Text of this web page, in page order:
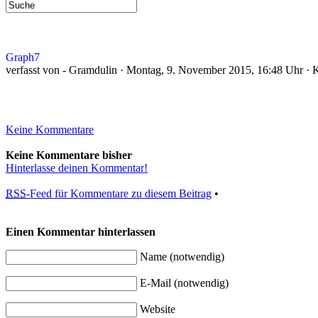
Graph7
verfasst von - Gramdulin · Montag, 9. November 2015, 16:48 Uhr ·
Keine Kommentare
Keine Kommentare bisher
Hinterlasse deinen Kommentar!
RSS-Feed für Kommentare zu diesem Beitrag •
Einen Kommentar hinterlassen
Name (notwendig)
E-Mail (notwendig)
Website